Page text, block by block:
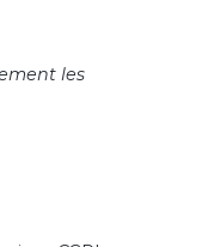
les